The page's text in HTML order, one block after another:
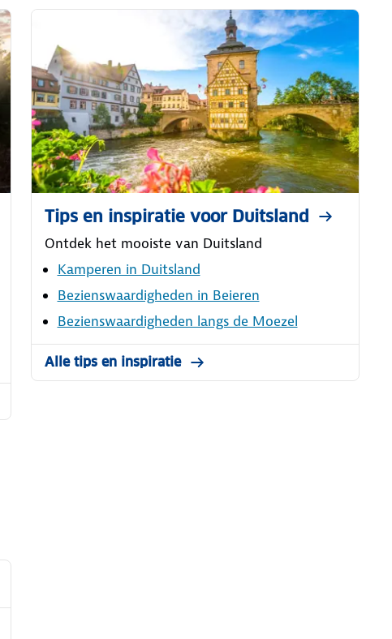
Tips en inspiratie voor Duitsland
Ontdek het mooiste van Duitsland
Kamperen in Duitsland
Bezienswaardigheden in Beieren
Bezienswaardigheden langs de Moezel
Alle tips en inspiratie